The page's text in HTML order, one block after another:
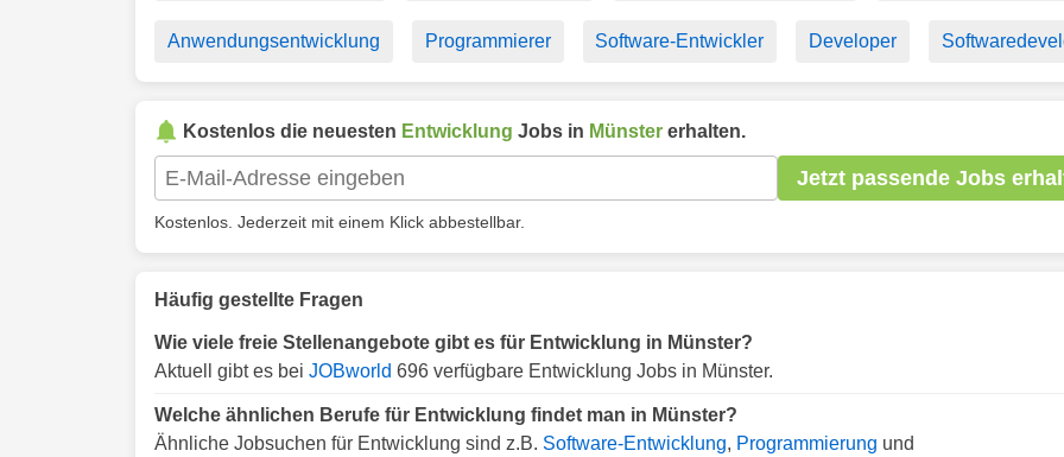
Anwendungsentwicklung Programmierer Software-Entwickler Developer
Kostenlos die neuesten Entwicklung Jobs in Münster erhalten.
Jetzt passende Jobs
Kostenlos. Jederzeit mit einem Klick abbestellbar.
Häufig gestellte Fragen
Wie viele freie Stellenangebote gibt es für Entwicklung in Münster?
Aktuell gibt es bei JOBworld 696 verfügbare Entwicklung Jobs in Münster.
Welche ähnlichen Berufe für Entwicklung findet man in Münster?
Ähnliche Jobsuchen für Entwicklung sind z.B. Software-Entwicklung, Programmierung und